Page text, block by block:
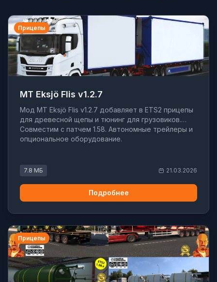
Прицепы
MT Eksjö Flis v1.2.7
Мод MT Eksjö Flis v1.2.7 добавляет в ETS2 прицепы
для древесной щепы и тюнинг для грузовиков.
Совместим с патчем 1.58. Автономные трейлеры и
опциональное оборудование.
7.8 МБ 21.03.2026
Подробнее
Прицепы